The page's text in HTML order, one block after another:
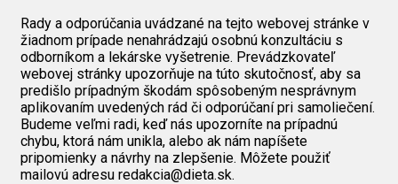
Rady a odporúčania uvádzané na tejto webovej stránke v
žiadnom prípade nenahrádzajú osobnú konzultáciu s
odborníkom a lekárske vyšetrenie. Prevádzkovateľ
webovej stránky upozorňuje na túto skutočnosť, aby sa
predišlo prípadným škodám spôsobeným nesprávnym
aplikovaním uvedených rád či odporúčaní pri samoliečení.
Budeme veľmi radi, keď nás upozorníte na prípadnú
chybu, ktorá nám unikla, alebo ak nám napíšete
pripomienky a návrhy na zlepšenie. Môžete použiť
mailovú adresu redakcia@dieta.sk.